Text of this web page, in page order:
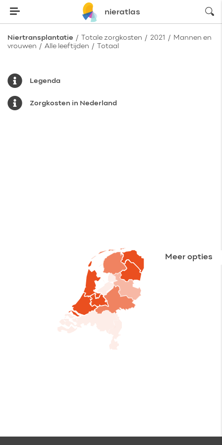
nieratlas
Meer opties
Niertransplantatie / Totale zorgkosten / 2021 / Mannen en
vrouwen / Alle leeftijden / Totaal
Legenda
Zorgkosten in Nederland